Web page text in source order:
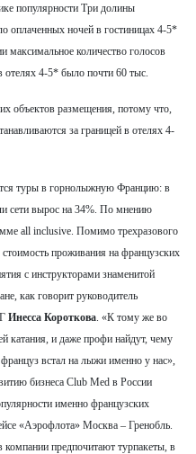
популярности Три долины
оплаченных ночей в гостиницах 4-5*
максимальное количество голосов
4-5* было почти 60 тыс.
объектов размещения, потому что,
за границей в отелях 4-
туры в горнолыжную Францию: в
сети вырос на 34%. По мнению
all inclusive. Помимо трехразового
проживания на французских
с инструкторами знаменитой
как говорит руководитель
Инесса Короткова . «К тому же во
катания, и даже профи найдут, чему
встал на лыжи именно у нас»,
бизнеса Club Med в России
именно французских
«Аэрофлота» Москва – Гренобль.
предпочитают турпакеты, в